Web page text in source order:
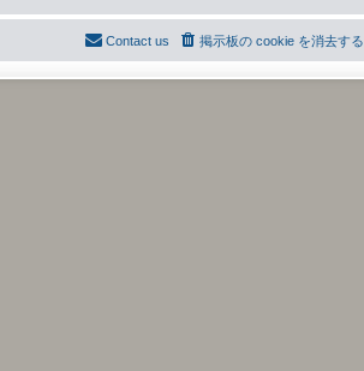
掲示板の cookie を消去する
Contact us